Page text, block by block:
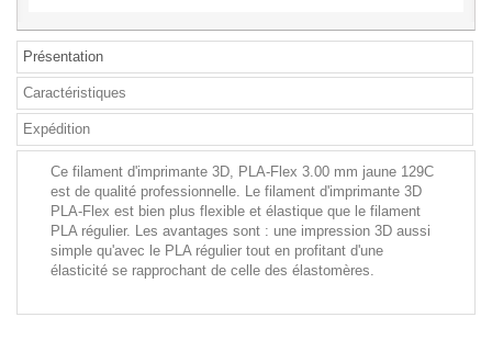
Présentation
Caractéristiques
Expédition
Ce filament d'imprimante 3D, PLA-Flex 3.00 mm jaune 129C
est de qualité professionnelle. Le filament d'imprimante 3D
PLA-Flex est bien plus flexible et élastique que le filament
PLA régulier. Les avantages sont : une impression 3D aussi
simple qu'avec le PLA régulier tout en profitant d'une
élasticité se rapprochant de celle des élastomères.